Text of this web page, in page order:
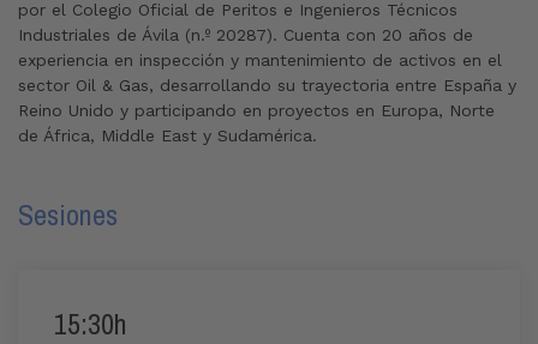
por el Colegio Oficial de Peritos e Ingenieros Técnicos
Industriales de Ávila (n.º 20287). Cuenta con 20 años de
experiencia en inspección y mantenimiento de activos en el
sector Oil & Gas, desarrollando su trayectoria entre España y
Reino Unido y participando en proyectos en Europa, Norte
de África, Middle East y Sudamérica.
Sesiones
15:30h